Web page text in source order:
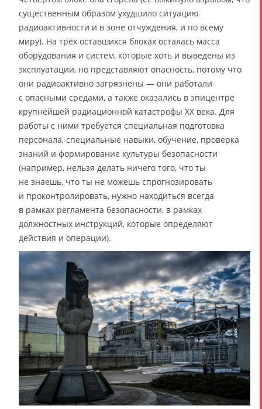
существенным образом ухудшило ситуацию
радиоактивности и в зоне отчуждения, и по всему
миру). На трёх оставшихся блоках осталась масса
оборудования и систем, которые хоть и выведены из
эксплуатации, но представляют опасность, потому что
они радиоактивно загрязнены — они работали
с опасными средами, а также оказались в эпицентре
крупнейшей радиационной катастрофы XX века. Для
работы с ними требуется специальная подготовка
персонала, специальные навыки, обучение, проверка
знаний и формирование культуры безопасности
(например, нельзя делать ничего того, что ты
не знаешь, что ты не можешь спрогнозировать
и проконтролировать, нужно находиться всегда
в рамках регламента безопасности, в рамках
должностных инструкций, которые определяют
действия и операции).